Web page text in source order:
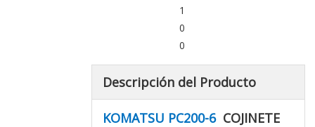
1
0
0
Descripción del Producto
KOMATSU PC200-6 COJINETE